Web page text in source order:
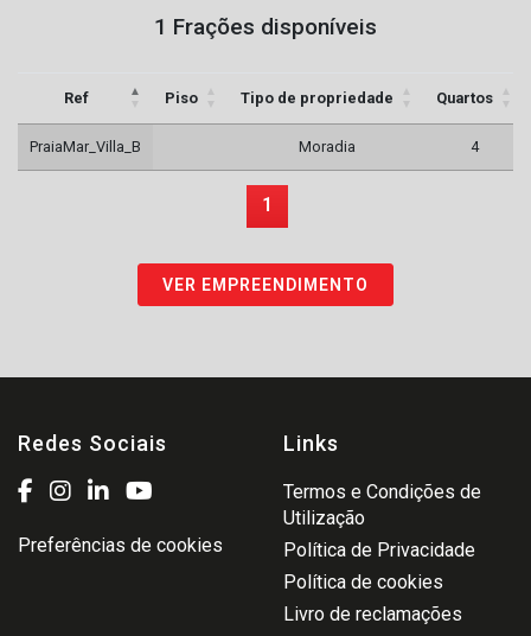
1 Frações disponíveis
Ref Piso Tipo de propriedade Quartos
PraiaMar_Villa_B Moradia 4
1
VER EMPREENDIMENTO
Redes Sociais
Preferências de cookies
Links
Termos e Condições de
Utilização
Política de Privacidade
Política de cookies
Livro de reclamações